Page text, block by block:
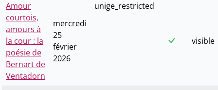
Amour
courtois,
amours à
la cour : la
poésie de
Bernart de
Ventadorn
mercredi
25
février
2026
unige_restricted
visible